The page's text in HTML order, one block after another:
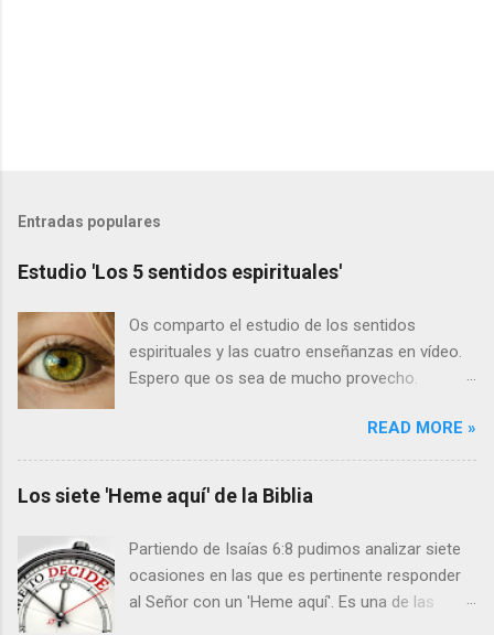
Entradas populares
Estudio 'Los 5 sentidos espirituales'
Os comparto el estudio de los sentidos
espirituales y las cuatro enseñanzas en vídeo.
Espero que os sea de mucho provecho.
LOS CINCO SENTIDOS Hebreos 5:11-14 11
Acerca de esto tenemos mucho que decir, y
difícil de explicar, por cuanto os habéis hecho
tardos para oír. 12 Porque debiendo ser ya
necesidad de que se os vuelva a enseñar
cuáles son los primeros rudimentos de las
palabras de Dios; y habéis llegado a ser tales
READ MORE »
Los siete 'Heme aquí' de la Biblia
Partiendo de Isaías 6:8 pudimos analizar siete
ocasiones en las que es pertinente responder
al Señor con un 'Heme aquí'. Es una de las